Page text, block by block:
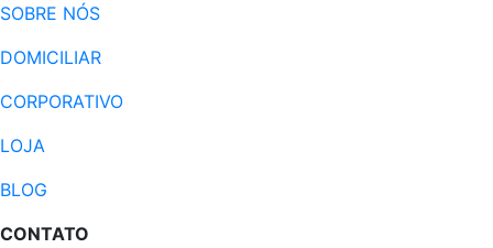
SOBRE NÓS
DOMICILIAR
CORPORATIVO
LOJA
BLOG
CONTATO